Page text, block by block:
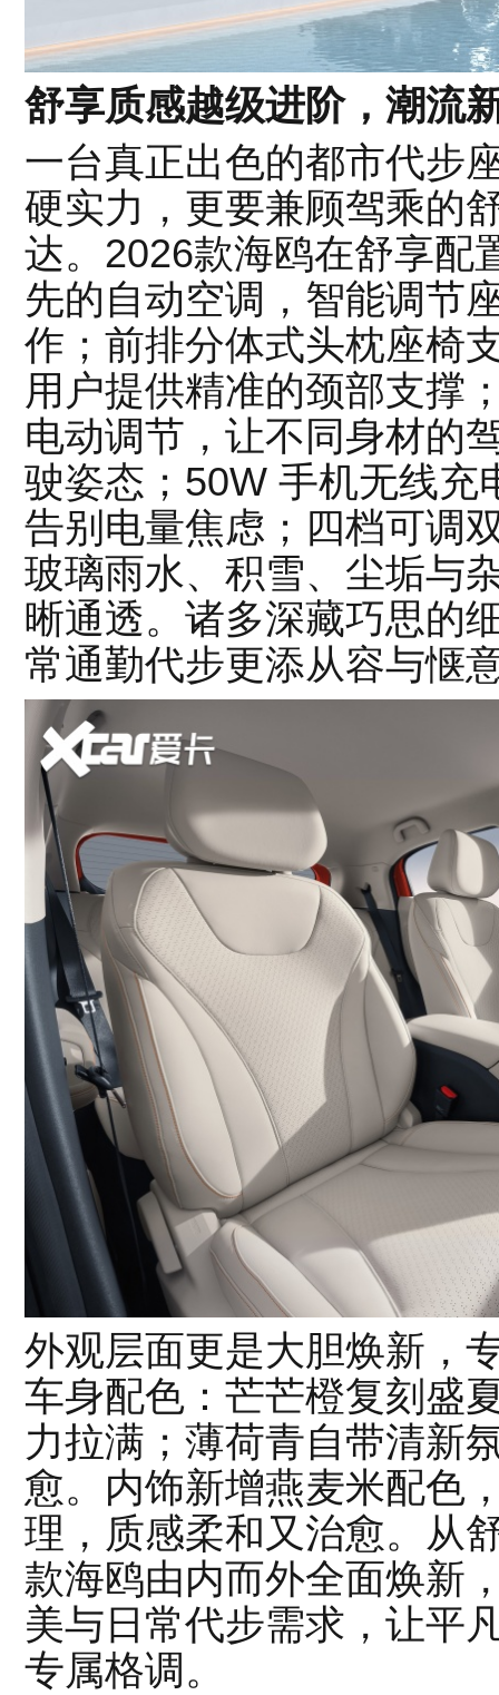
舒享质感越级进阶，潮流
一台真正出色的都市代步
硬实力，更要兼顾驾乘的
达。2026款海鸥在舒享配
先的自动空调，智能调节
作；前排分体式头枕座椅
用户提供精准的颈部支撑
电动调节，让不同身材的
驶姿态；50W 手机无线充
告别电量焦虑；四档可调
玻璃雨水、积雪、尘垢与
晰通透。诸多深藏巧思的
常通勤代步更添从容与惬
外观层面更是大胆焕新，
车身配色：芒芒橙复刻盛
力拉满；薄荷青自带清新
愈。内饰新增燕麦米配色
理，质感柔和又治愈。从
款海鸥由内而外全面焕新
美与日常代步需求，让平
专属格调。